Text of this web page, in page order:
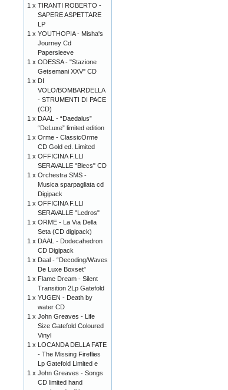
1 x TIRANTI ROBERTO -
SAPERE ASPETTARE
LP
1 x YOUTHOPIA - Misha's
Journey Cd
Papersleeve
1 x ODESSA - "Stazione
Getsemani XXV" CD
1 x DI
VOLO/BOMBARDELLA
- STRUMENTI DI PACE
(CD)
1 x DAAL - “Daedalus”
“DeLuxe” limited edition
1 x Orme - ClassicOrme
CD Gold ed. Limited
1 x OFFICINA F.LLI
SERAVALLE "Blecs" CD
1 x Orchestra SMS -
Musica sparpagliata cd
Digipack
1 x OFFICINA F.LLI
SERAVALLE "Ledros"
1 x ORME - La Via Della
Seta (CD digipack)
1 x DAAL - Dodecahedron
CD Digipack
1 x Daal - “Decoding/Waves
De Luxe Boxset”
1 x Flame Dream - Silent
Transition 2Lp Gatefold
1 x YUGEN - Death by
water CD
1 x John Greaves - Life
Size Gatefold Coloured
Vinyl
1 x LOCANDA DELLA FATE
- The Missing Fireflies
Lp Gatefold Limited e
1 x John Greaves - Songs
CD limited hand